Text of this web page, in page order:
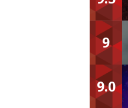
9
9.0